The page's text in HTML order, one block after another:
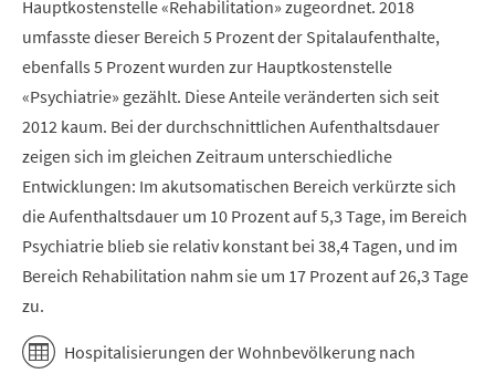
Hauptkostenstelle «Rehabilitation» zugeordnet. 2018
umfasste dieser Bereich 5 Prozent der Spitalaufenthalte,
ebenfalls 5 Prozent wurden zur Hauptkostenstelle
«Psychiatrie» gezählt. Diese Anteile veränderten sich seit
2012 kaum. Bei der durchschnittlichen Aufenthaltsdauer
zeigen sich im gleichen Zeitraum unterschiedliche
Entwicklungen: Im akutsomatischen Bereich verkürzte sich
die Aufenthaltsdauer um 10 Prozent auf 5,3 Tage, im Bereich
Psychiatrie blieb sie relativ konstant bei 38,4 Tagen, und im
Bereich Rehabilitation nahm sie um 17 Prozent auf 26,3 Tage
zu.
Hospitalisierungen der Wohnbevölkerung nach